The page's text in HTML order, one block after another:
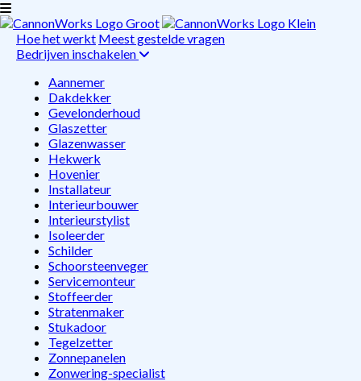
Hoe het werkt Meest gestelde vragen
Bedrijven inschakelen
Aannemer
Dakdekker
Gevelonderhoud
Glaszetter
Glazenwasser
Hekwerk
Hovenier
Installateur
Interieurbouwer
Interieurstylist
Isoleerder
Schilder
Schoorsteenveger
Servicemonteur
Stoffeerder
Stratenmaker
Stukadoor
Tegelzetter
Zonnepanelen
Zonwering-specialist